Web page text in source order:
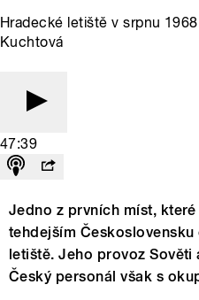
Hradecké letiště v srpnu
Kuchtová
47:39
Jedno z prvních míst,
tehdejším
letiště. Jeho provoz
Český personál však s